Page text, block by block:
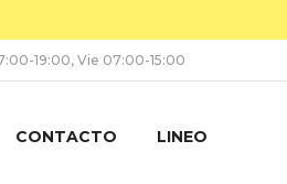
19:00, Vie 07:00-15:00
CONTACTO LINEO